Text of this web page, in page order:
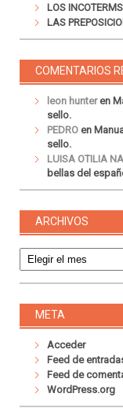
LOS INCOTERMS
LAS
COMENTARIOS
leon hunteren
sello.
PEDRO en
sello.
LUISA OTILIA
bellas del
ARCHIVOS
META
Acceder
Feed de
Feed de
WordPress.org